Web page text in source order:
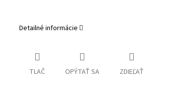
Detailné informácie
TLAČ OPÝTAŤ SA ZDIEĽAŤ